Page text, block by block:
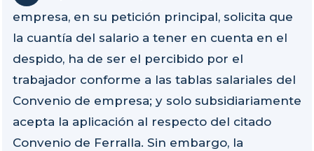
empresa, en su petición principal, solicita que
la cuantía del salario a tener en cuenta en el
despido, ha de ser el percibido por el
trabajador conforme a las tablas salariales del
Convenio de empresa; y solo subsidiariamente
acepta la aplicación al respecto del citado
Convenio de Ferralla. Sin embargo, la